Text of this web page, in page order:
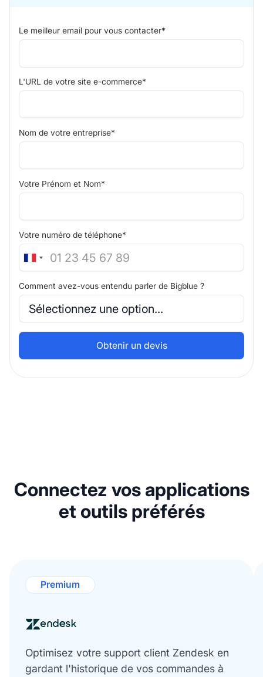
Le meilleur email pour vous contacter*
L'URL de votre site e-commerce*
Nom de votre entreprise*
Votre Prénom et Nom*
Votre numéro de téléphone*
Comment avez-vous entendu parler de Bigblue ?
Connectez vos applications
et outils préférés
Premium
Optimisez votre support client Zendesk en
gardant l'historique de vos commandes à